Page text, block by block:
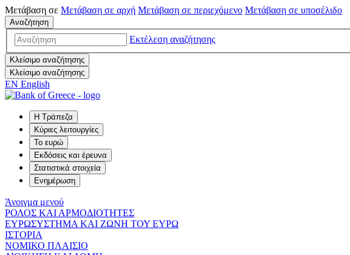
Μετάβαση σε Μετάβαση σε αρχή Μετάβαση σε περιεχόμενο Μετάβαση σε υποσέλιδο
Αναζήτηση
Εκτέλεση αναζήτησης
Κλείσιμο αναζήτησης
Κλείσιμο αναζήτησης
EN English
Η Τράπεζα
Κύριες λειτουργίες
Το ευρώ
Εκδόσεις και έρευνα
Στατιστικά στοιχεία
Ενημέρωση
Άνοιγμα μενού
ΡΟΛΟΣ ΚΑΙ ΑΡΜΟΔΙΟΤΗΤΕΣ
ΕΥΡΩΣΥΣΤΗΜΑ ΚΑΙ ΖΩΝΗ ΤΟΥ ΕΥΡΩ
ΙΣΤΟΡΙΑ
ΝΟΜΙΚΟ ΠΛΑΙΣΙΟ